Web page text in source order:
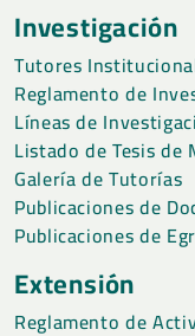
Investigación
Tutores
Reglamento de
Líneas de
Listado de Tesis
Galería de Tutorías
Publicaciones de
Publicaciones de
Extensión
Reglamento de